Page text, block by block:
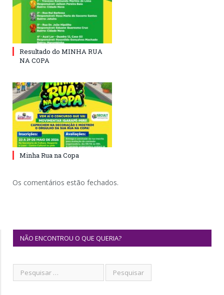
Resultado do MINHA RUA
NA COPA
Minha Rua na Copa
Os comentários estão fechados.
NÃO ENCONTROU O QUE QUERIA?